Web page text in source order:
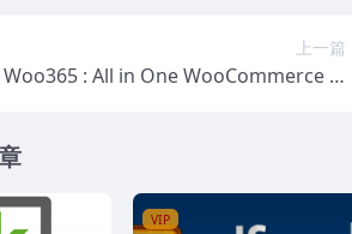
上一篇
Woo365 : All in One WooCommerce Pl
VIP